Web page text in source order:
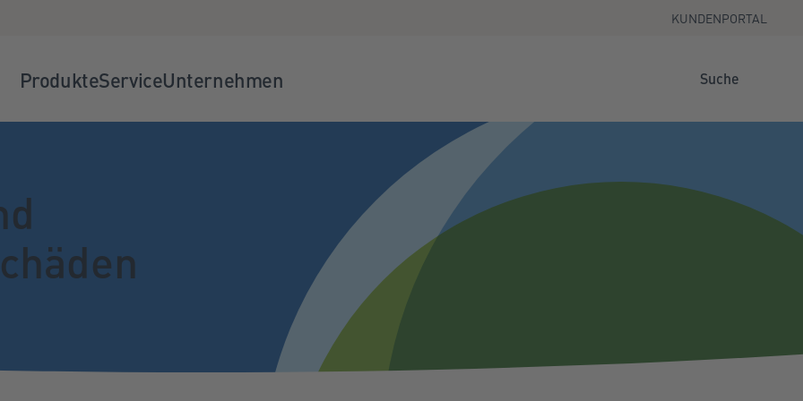
KUNDENPORTAL
ProdukteServiceUnternehmen Suche